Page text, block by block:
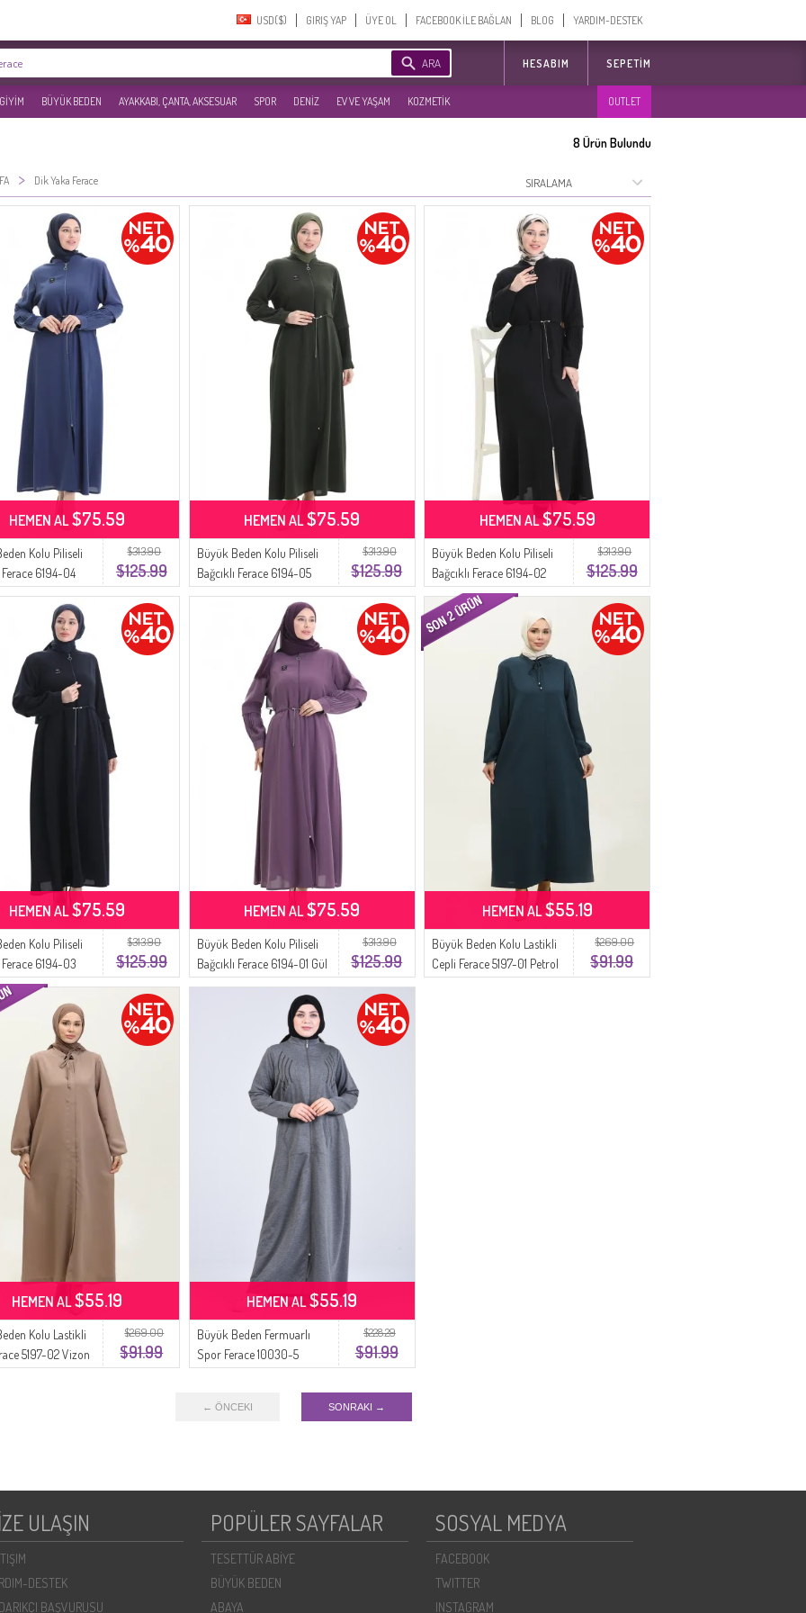
USD($)‎ GIRIŞ YAP ÜYE OL FACEBOOK İLE BAĞLAN BLOG YARDIM-DESTEK
ARA HESABIM SEPETIM
BÜYÜK BEDEN AYAKKABI, ÇANTA, AKSESUAR SPOR DENİZ EV VE YAŞAM KOZMETİK OUTLET
8Ürün Bulundu
> Dik Yaka Ferace
$313.90
$125.99
Kolu Piliseli
Ferace 6194-04
HEMEN AL$75.59
$313.90
$125.99
Büyük Beden Kolu Piliseli
Bağcıklı Ferace 6194-05
Haki
HEMEN AL$75.59
$313.90
$125.99
Büyük Beden Kolu Piliseli
Bağcıklı Ferace 6194-02
Siyah
HEMEN AL$75.59
$313.90
$125.99
Kolu Piliseli
Ferace 6194-03
HEMEN AL$75.59
$313.90
$125.99
Büyük Beden Kolu Piliseli
Bağcıklı Ferace 6194-01 Gül
Kurusu
HEMEN AL$75.59
$269.00
$91.99
Büyük Beden Kolu Lastikli
Cepli Ferace 5197-01 Petrol
HEMEN AL$55.19
$269.00
$91.99
Kolu Lastikli
5197-02 Vizon
HEMEN AL$55.19
$228.29
$91.99
Büyük Beden Fermuarlı
Spor Ferace 10030-5
HEMEN AL$55.19
← ÖNCEKI SONRAKI →
ULAŞIN
DESTEK
BAŞVURUSU
POPÜLER SAYFALAR
TESETTÜR ABİYE
BÜYÜK BEDEN
ABAYA
SOSYAL MEDYA
FACEBOOK
TWITTER
INSTAGRAM